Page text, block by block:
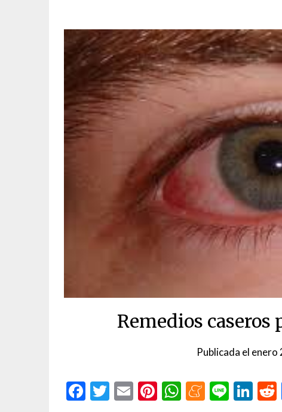
Remedios
Publicada el enero
Facebook
Twitter
EmailPinterest
WhatsApp
Line